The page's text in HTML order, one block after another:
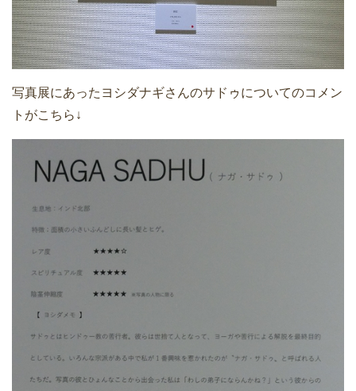
写真展にあったヨシダナギさんのサドゥについてのコメン
トがこちら↓